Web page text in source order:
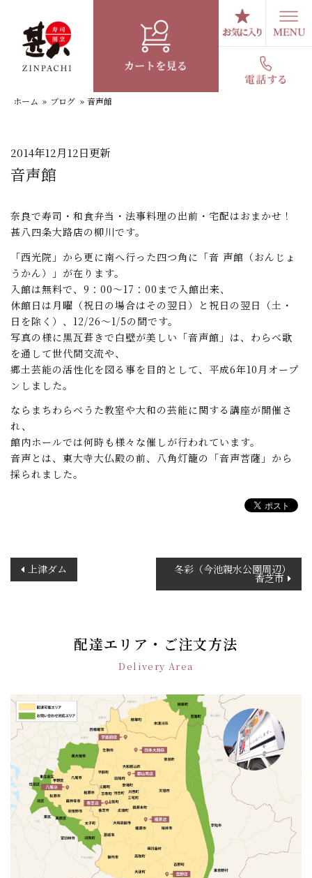
スタッフブログ
ホーム » ブログ » 音声館
2014年12月12日更新
音声館
奈良で寿司・和食弁当・法事料理の出前・宅配はおまかせ！
甚八四条大路店の柳川です。
「西光院」から更に南へ行った四つ角に「音 声館（おんじょ
うかん）」が在ります。
入館は無料で、9：00～17：00まで入館出来、
休館日は月曜（祝日の場合はその翌日）と祝日の翌日（土・
日を除く）、12/26～1/5の間です。
写真の様に黒瓦葺きで白壁が美しい「音声館」は、わらべ歌
を通して世代間交流や、
郷土芸能の活性化を図る事を目的として、平成6年10月オープ
ンしました。
ならまちわらべうた教室や大和の芸能に関する講座が開催さ
れ、
館内ホールでは何時も様々な催しが行われています。
音声とは、東大寺大仏殿の前、八角灯籠の「音声菩薩」から
採られました。
稿
ン
上津ダム 冬彩（今池親水公園周辺）
香芝市
配達エリア・ご注文方法
Delivery Area